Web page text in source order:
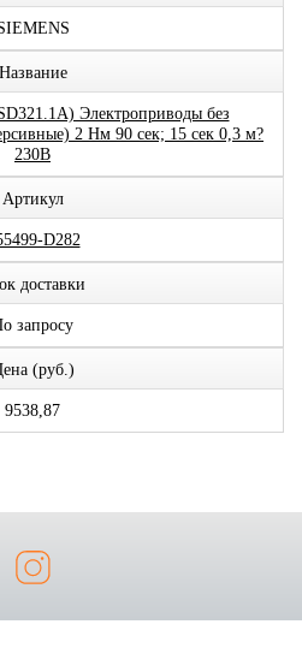
Название
Электроприводы без
2 Нм 90 сек; 15 сек 0,3 м?
230В
Артикул
D282
доставки
запросу
(руб.)
9538,87